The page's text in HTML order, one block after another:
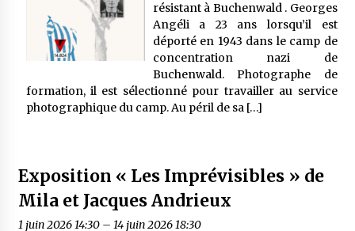
résistant à Buchenwald . Georges
Angéli a 23 ans lorsqu’il est
déporté en 1943 dans le camp de
concentration nazi de
Buchenwald. Photographe de
formation, il est sélectionné pour travailler au service
photographique du camp. Au péril de sa […]
Exposition « Les Imprévisibles » de
Mila et Jacques Andrieux
1 juin 2026 14:30– 14 juin 2026 18:30